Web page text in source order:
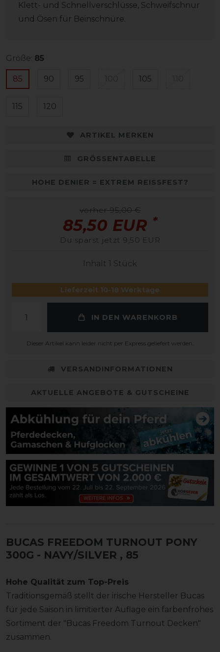
Klett- und Schnellverschlüsse, Schweifschnur
und Ösen für Beinschnüre.
Größe: 85
85 90 95 105
115 120
ARTIKEL MERKEN
GRÖSSENTABELLE
HOHE DENIER = EXTREM REISSFEST?
vorher 95,00 €
85,50 EUR *
Du sparst jetzt 9,50 EUR
Inhalt 1 Stück
Lieferzeit 10-18 Werktage
IN DEN WARENKORB
Dieser Artikel kann leider nicht per Express geliefert werden.
VERSANDINFORMATIONEN
AKTUELLE ANGEBOTE & GUTSCHEINE
BUCAS FREEDOM TURNOUT PONY
300G - NAVY/SILVER , 85
Hohe Qualität zum Top-Preis
Traditionsgemäß stellt der irische Hersteller Bucas
für jede Saison in limitierter Auflage ein farbenfrohes
Sortiment der "Bucas Freedom Turnout Decken"
zusammen.